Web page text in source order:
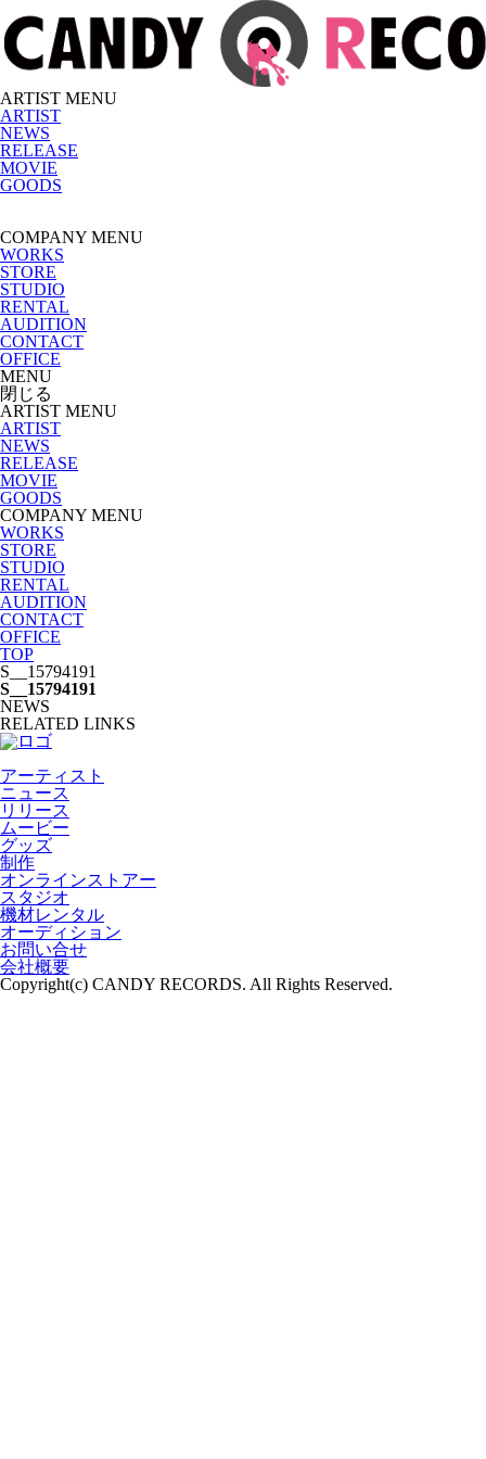
ARTIST MENU
ARTIST
NEWS
RELEASE
MOVIE
GOODS
COMPANY MENU
WORKS
STORE
STUDIO
RENTAL
AUDITION
CONTACT
OFFICE
MENU
閉じる
ARTIST MENU
ARTIST
NEWS
RELEASE
MOVIE
GOODS
COMPANY MENU
WORKS
STORE
STUDIO
RENTAL
AUDITION
CONTACT
OFFICE
TOP
S__15794191
S__15794191
NEWS
RELATED LINKS
アーティスト
ニュース
リリース
ムービー
グッズ
制作
オンラインストアー
スタジオ
機材レンタル
オーディション
お問い合せ
会社概要
Copyright(c) CANDY RECORDS. All Rights Reserved.